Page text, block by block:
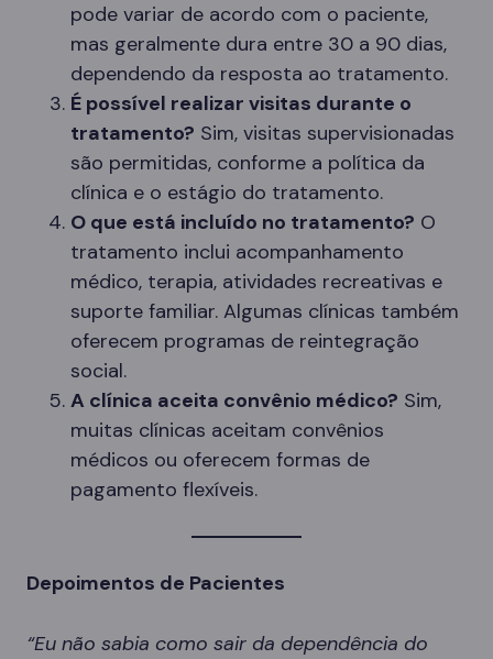
pode variar de acordo com o paciente,
mas geralmente dura entre 30 a 90 dias,
dependendo da resposta ao tratamento.
É possível realizar visitas durante o
tratamento? Sim, visitas supervisionadas
são permitidas, conforme a política da
clínica e o estágio do tratamento.
O que está incluído no tratamento? O
tratamento inclui acompanhamento
médico, terapia, atividades recreativas e
suporte familiar. Algumas clínicas também
oferecem programas de reintegração
social.
A clínica aceita convênio médico? Sim,
muitas clínicas aceitam convênios
médicos ou oferecem formas de
pagamento flexíveis.
Depoimentos de Pacientes
“Eu não sabia como sair da dependência do